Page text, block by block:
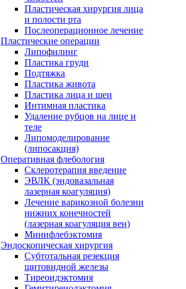
Пластическая хирургия лица
и полости рта
Послеоперационное лечение
Пластические операции
Липофилинг
Пластика груди
Подтяжка
Пластика живота
Пластика лица и шеи
Интимная пластика
Удаление рубцов на лице и
теле
Липомоделирование
(липосакция)
Оперативная флебология
Склеротерапия введение
ЭВЛК (эндовазальная
лазерная коагуляция)
Лечение варикозной болезни
нижних конечностей
(лазерная коагуляция вен)
Минифлебэктомия
Эндоскопическая хирургия
Субтотальная резекция
щитовидной железы
Тиреоидэктомия